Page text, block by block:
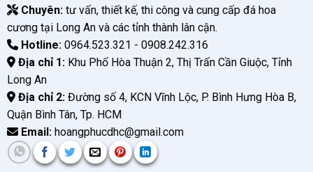
Chuyên:tư vấn, thiết kế, thi công và cung cấp đá hoa
cương tại Long An và các tỉnh thành lân cận.
Hotline:0964.523.321 - 0908.242.316
Địa chỉ 1:Khu Phố Hòa Thuận 2, Thị Trấn Cần Giuộc, Tỉnh
Long An
Địa chỉ 2:Đường số 4, KCN Vĩnh Lộc, P. Bình Hưng Hòa B,
Quận Bình Tân, Tp. HCM
Email:hoangphucdhc@gmail.com